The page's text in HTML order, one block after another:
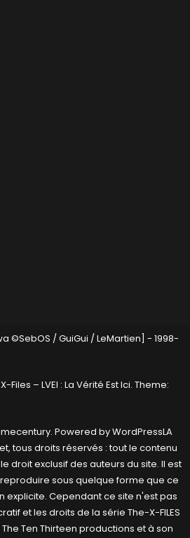
©SebOS / GuiGui / LeMartien] - 1998-
X-Files – LVEI : La Vérité Est Ici. Theme:
. Powered byWordPressLA
tous droits réservés : tout le contenu
droit exclusif des auteurs du site. Il est
sous quelque forme que ce
explicite. Cependant ce site n'est pas
et les droits de la série The-X-FILES
Ten Thirteen productions et à son